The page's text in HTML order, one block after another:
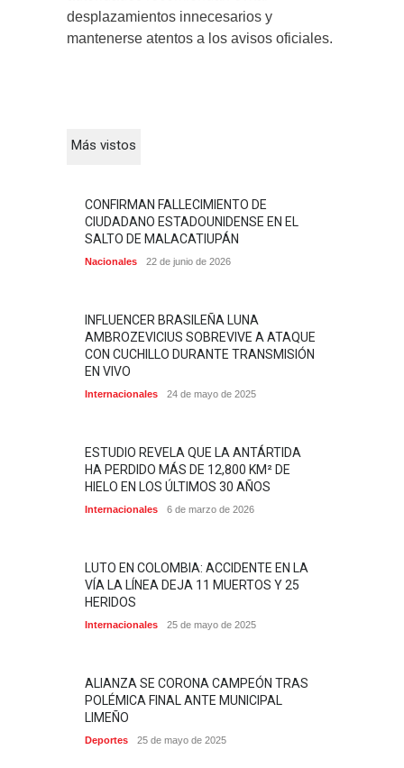
desplazamientos innecesarios y
mantenerse atentos a los avisos oficiales.
Más vistos
CONFIRMAN FALLECIMIENTO DE
CIUDADANO ESTADOUNIDENSE EN EL
SALTO DE MALACATIUPÁN
Nacionales 22 de junio de 2026
INFLUENCER BRASILEÑA LUNA
AMBROZEVICIUS SOBREVIVE A ATAQUE
CON CUCHILLO DURANTE TRANSMISIÓN
EN VIVO
Internacionales 24 de mayo de 2025
ESTUDIO REVELA QUE LA ANTÁRTIDA
HA PERDIDO MÁS DE 12,800 KM² DE
HIELO EN LOS ÚLTIMOS 30 AÑOS
Internacionales 6 de marzo de 2026
LUTO EN COLOMBIA: ACCIDENTE EN LA
VÍA LA LÍNEA DEJA 11 MUERTOS Y 25
HERIDOS
Internacionales 25 de mayo de 2025
ALIANZA SE CORONA CAMPEÓN TRAS
POLÉMICA FINAL ANTE MUNICIPAL
LIMEÑO
Deportes 25 de mayo de 2025